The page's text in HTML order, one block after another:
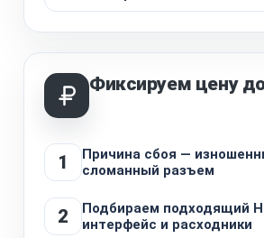
Фиксируем цену
1
Причина сбоя —
сломанный разъем
2
Подбираем подходящий
интерфейс и расходники